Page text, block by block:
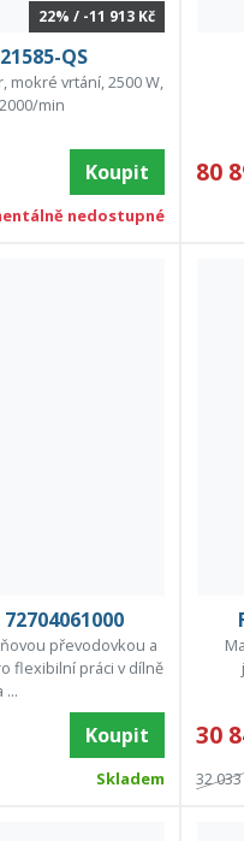
22% / -11 913 Kč
QS
mokré vrtání, 2500 W,
min
Koupit
nedostupné
80
převodovkou a
flexibilní práci v dílně
...
Koupit
Skladem
30
32 033